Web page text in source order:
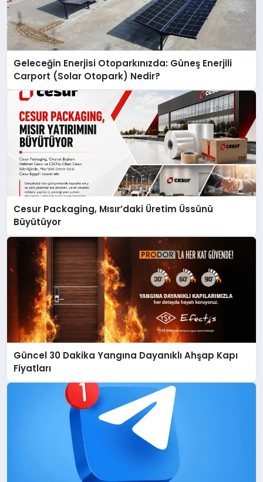
Geleceğin Enerjisi Otoparkınızda: Güneş Enerjili
Carport (Solar Otopark) Nedir?
Cesur Packaging, Mısır’daki Üretim Üssünü
Büyütüyor
Güncel 30 Dakika Yangına Dayanıklı Ahşap Kapı
Fiyatları